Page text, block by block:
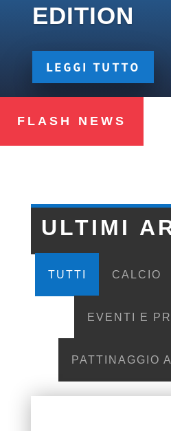
EDITION
LEGGI TUTTO
FLASH NEWS
ULTIMI
TUTTI CALCIO
EVENTI E
PATTINAGGIO